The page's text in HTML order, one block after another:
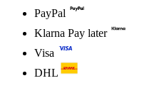
PayPal
Klarna Pay later
Visa
DHL